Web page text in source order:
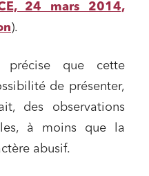
24 mars 2014,
).
précise que cette
de présenter,
des observations
à moins que la
abusif.